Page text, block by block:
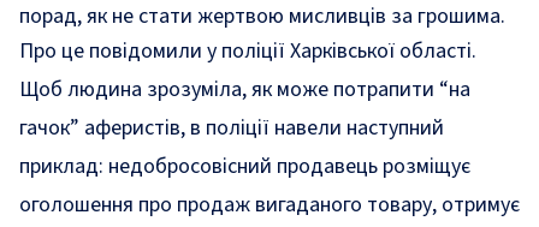
порад, як не стати жертвою мисливців за грошима.
Про це повідомили у поліції Харківської області.
Щоб людина зрозуміла, як може потрапити “на
гачок” аферистів, в поліції навели наступний
приклад: недобросовісний продавець розміщує
оголошення про продаж вигаданого товару, отримує